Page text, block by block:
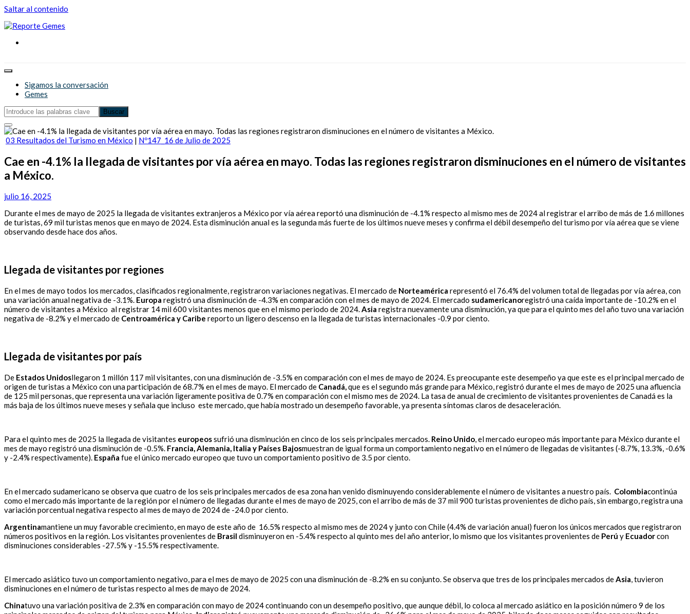
Saltar al contenido
Reporte Gemes
Sigamos la conversación
Gemes
03 Resultados del Turismo en México | Nº147_16 de Julio de 2025
Cae en -4.1% la llegada de visitantes por vía aérea en mayo. Todas las regiones registraron disminuciones en el número de visitantes
a México.
julio 16, 2025
Durante el mes de mayo de 2025 la llegada de visitantes extranjeros a México por vía aérea reportó una disminución de -4.1% respecto al mismo mes de 2024 al registrar el arribo de más de 1.6 millones
de turistas, 69 mil turistas menos que en mayo de 2024. Esta disminución anual es la segunda más fuerte de los últimos nueve meses y confirma el débil desempeño del turismo por vía aérea que se viene
observando desde hace dos años.
Llegada de visitantes por regiones
En el mes de mayo todos los mercados, clasificados regionalmente, registraron variaciones negativas. El mercado de Norteamérica representó el 76.4% del volumen total de llegadas por vía aérea, con
una variación anual negativa de -3.1%. Europa registró una disminución de -4.3% en comparación con el mes de mayo de 2024. El mercado sudamericanoregistró una caída importante de -10.2% en el
número de visitantes a México al registrar 14 mil 600 visitantes menos que en el mismo periodo de 2024.Asia registra nuevamente una disminución, ya que para el quinto mes del año tuvo una variación
negativa de -8.2% y el mercado de Centroamérica y Caribe reporto un ligero descenso en la llegada de turistas internacionales -0.9 por ciento.
Llegada de visitantes por país
De Estados Unidosllegaron 1 millón 117 mil visitantes, con una disminución de -3.5% en comparación con el mes de mayo de 2024. Es preocupante este desempeño ya que este es el principal mercado de
origen de turistas a México con una participación de 68.7% en el mes de mayo. El mercado de Canadá,que es el segundo más grande para México, registró durante el mes de mayo de 2025 una afluencia
de 125 mil personas, que representa una variación ligeramente positiva de 0.7% en comparación con el mismo mes de 2024. La tasa de anual de crecimiento de visitantes provenientes de Canadá es la
más baja de los últimos nueve meses y señala que incluso este mercado, que había mostrado un desempeño favorable, ya presenta síntomas claros de desaceleración.
Para el quinto mes de 2025 la llegada de visitantes europeossufrió una disminución en cinco de los seis principales mercados. Reino Unido, el mercado europeo más importante para México durante el
mes de mayo registró una disminución de -0.5%. Francia, Alemania, Italia y Países Bajosmuestran de igual forma un comportamiento negativo en el número de llegadas de visitantes (-8.7%, 13.3%, -0.6%
y -2.4% respectivamente). España fue el único mercado europeo que tuvo un comportamiento positivo de 3.5 por ciento.
En el mercado sudamericano se observa que cuatro de los seis principales mercados de esa zona han venido disminuyendo considerablemente el número de visitantes a nuestro país. Colombiacontinúa
como el mercado más importante de la región por el número de llegadas durante el mes de mayo de 2025, con el arribo de más de 37 mil 900 turistas provenientes de dicho país, sin embargo, registra una
variación porcentual negativa respecto al mes de mayo de 2024 de -24.0 por ciento.
Argentinamantiene un muy favorable crecimiento, en mayo de este año de 16.5% respecto al mismo mes de 2024 y junto con Chile (4.4% de variación anual) fueron los únicos mercados que registraron
números positivos en la región. Los visitantes provenientes de Brasil disminuyeron en -5.4% respecto al quinto mes del año anterior, lo mismo que los visitantes provenientes de Perú y Ecuadorcon
disminuciones considerables -27.5% y -15.5% respectivamente.
El mercado asiático tuvo un comportamiento negativo, para el mes de mayo de 2025 con una disminución de -8.2% en su conjunto. Se observa que tres de los principales mercados deAsia, tuvieron
disminuciones en el número de turistas respecto al mes de mayo de 2024.
Chinatuvo una variación positiva de 2.3% en comparación con mayo de 2024 continuando con un desempeño positivo, que aunque débil, lo coloca al mercado asiático en la posición número 9 de los